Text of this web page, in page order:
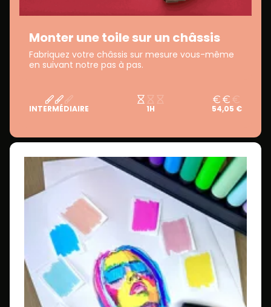
Monter une toile sur un châssis
Fabriquez votre châssis sur mesure vous-même
en suivant notre pas à pas.
INTERMÉDIAIRE 1H 54,05 €